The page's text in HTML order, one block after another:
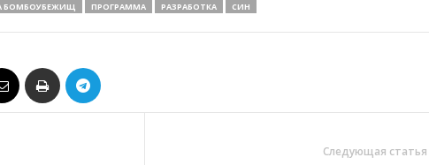
БОМБОУБЕЖИЩ ПРОГРАММА РАЗРАБОТКА СИН
Следующая статья